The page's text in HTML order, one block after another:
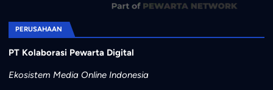
PERUSAHAAN
PT Kolaborasi Pewarta Digital
Ekosistem Media Online Indonesia